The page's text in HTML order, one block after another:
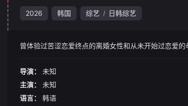
2026 韩国 综艺 / 日韩综艺
曾体验过苦涩恋爱终点的离婚女性和从未开始过恋爱
导演：
未知
主演：
未知
语言：
韩语